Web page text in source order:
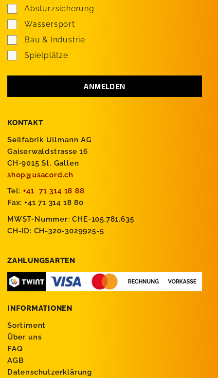
KONTAKT
Seilfabrik Ullmann AG
Gaiserwaldstrasse 16
CH-9015 St. Gallen
shop@usacord.ch
Tel: +41 71 314 18 88
Fax: +41 71 314 18 80
MWST-Nummer: CHE-105.781.635
CH-ID: CH-320-3029925-5
ZAHLUNGSARTEN
INFORMATIONEN
Sortiment
Über uns
FAQ
AGB
Datenschutzerklärung
Absturzsicherung
Wassersport
Bau & Industrie
Spielplätze